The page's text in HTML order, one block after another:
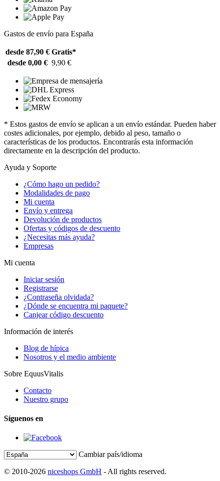
Gastos de envío para España
desde 87,90 € Gratis*
desde 0,00 € 9,90 €
* Estos gastos de envío se aplican a un envío estándar. Pueden haber
costes adicionales, por ejemplo, debido al peso, tamaño o
características de los productos. Encontrarás esta información
directamente en la descripción del producto.
Ayuda y Soporte
¿Cómo hago un pedido?
Modalidades de pago
Mi cuenta
Envío y entrega
Devolución de productos
Ofertas y códigos de descuento
¿Necesitas más ayuda?
Empresas
Mi cuenta
Iniciar sesión
Registrarse
¿Contraseña olvidada?
¿Dónde se encuentra mi paquete?
Canjear código descuento
Información de interés
Blog de hípica
Nosotros y el medio ambiente
Sobre EquusVitalis
Contacto
Nuestro grupo
Síguenos en
Cambiar país/idioma
© 2010-2026 niceshops GmbH - All rights reserved.